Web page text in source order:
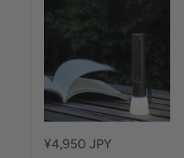
セ
¥4,950 JPY